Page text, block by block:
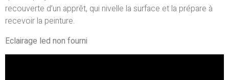
recouverte d’un apprêt, qui nivelle la surface et la prépare à
recevoir la peinture.
Eclairage led non fourni